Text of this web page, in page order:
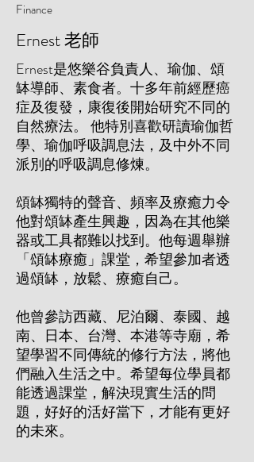
Finance
Ernest 老師
Ernest是悠樂谷負責人、瑜伽、頌
缽導師、素食者。十多年前經歷癌
症及復發，康復後開始研究不同的
自然療法。 他特別喜歡研讀瑜伽哲
學、瑜伽呼吸調息法，及中外不同
派別的呼吸調息修煉。
頌缽獨特的聲音、頻率及療癒力令
他對頌缽產生興趣，因為在其他樂
器或工具都難以找到。他每週舉辦
「頌缽療癒」課堂，希望參加者透
過頌缽，放鬆、療癒自己。
他曾參訪西藏、尼泊爾、泰國、越
南、日本、台灣、本港等寺廟，希
望學習不同傳統的修行方法，將​他
們融入生活之中。希望每位學員都
能透過課堂，解決現實生活的問
題，好好的活好當下，才能有更好
的未來。